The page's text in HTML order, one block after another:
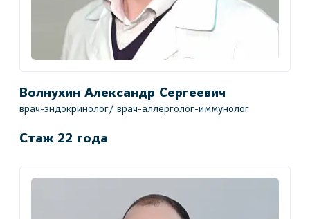
Волнухин Александр Сергеевич
врач-эндокринолог/ врач-аллерголог-иммунолог
Стаж 22 года